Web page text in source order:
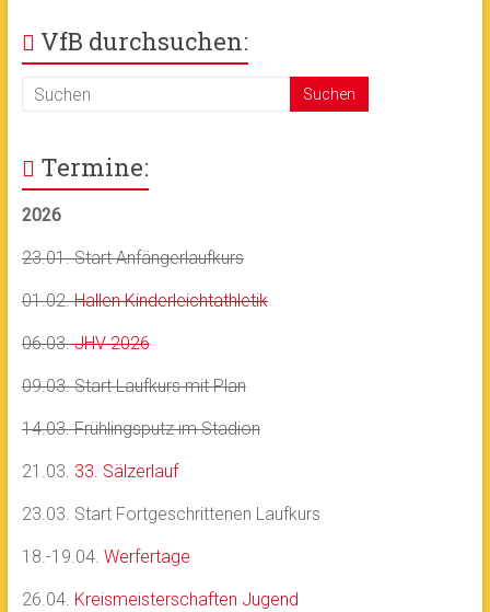
VfB durchsuchen:
Termine:
2026
23.01. Start Anfängerlaufkurs
01.02.Hallen Kinderleichtathletik
06.03.JHV 2026
09.03. Start Laufkurs mit Plan
14.03. Frühlingsputz im Stadion
21.03. 33. Sälzerlauf
23.03. Start Fortgeschrittenen Laufkurs
18.-19.04. Werfertage
26.04. Kreismeisterschaften Jugend